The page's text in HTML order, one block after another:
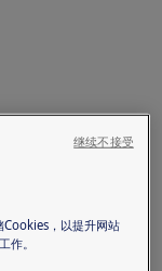
Cookies，以提升网站
作。
继续不接受